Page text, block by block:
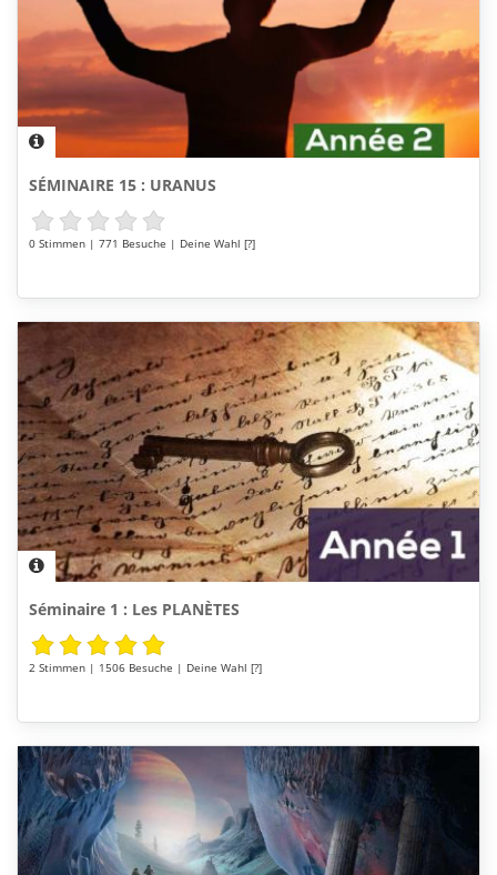
SÉMINAIRE 15 : URANUS
0 Stimmen | 771 Besuche | Deine Wahl [?]
Séminaire 1 : Les PLANÈTES
2 Stimmen | 1506 Besuche | Deine Wahl [?]